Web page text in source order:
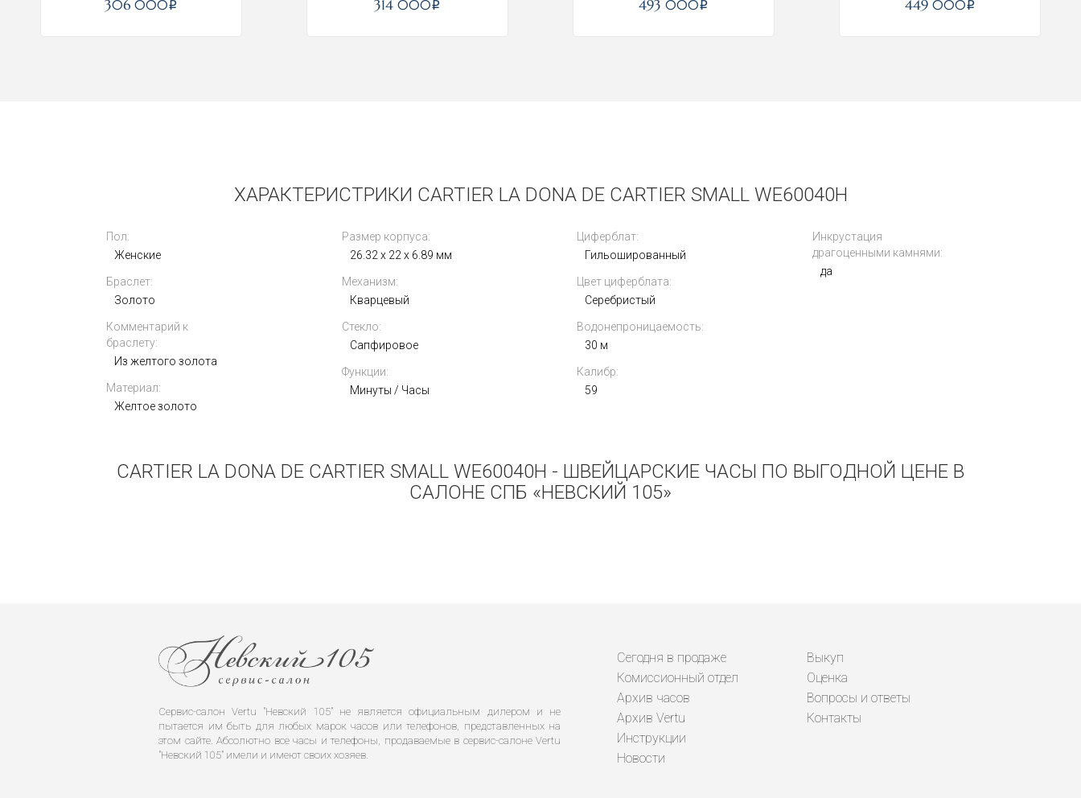
306 000i 314 000i 493 000i 449 000i
Cartier Panthere Medium WSPN0015
553 000
ХАРАКТЕРИСТРИКИ CARTIER LA DONA DE CARTIER SMALL WE60040H
Пол:
Женские
Браслет:
Золото
Комментарий к
браслету:
Из желтого золота
Материал:
Желтое золото
Размер корпуса:
26.32 x 22 x 6.89 мм
Механизм:
Кварцевый
Стекло:
Сапфировое
Функции:
Минуты / Часы
Циферблат:
Гильошированный
Цвет циферблата:
Серебристый
Водонепроницаемость:
30 м
Калибр:
59
Инкрустация
драгоценными камнями:
да
CARTIER LA DONA DE CARTIER SMALL WE60040H - ШВЕЙЦАРСКИЕ ЧАСЫ ПО ВЫГОДНОЙ ЦЕНЕ В
САЛОНЕ СПБ «НЕВСКИЙ 105»
Сервис-салон Vertu "Невский 105" не является официальным дилером и не
пытается им быть для любых марок часов или телефонов, представленных на
этом сайте. Абсолютно все часы и телефоны, продаваемые в сервис-салоне Vertu
"Невский 105" имели и имеют своих хозяев.
Сегодня в продаже
Комиссионный отдел
Архив часов
Архив Vertu
Инструкции
Новости
Выкуп
Оценка
Вопросы и ответы
Контакты